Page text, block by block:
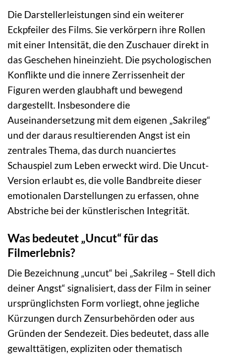
Die Darstellerleistungen sind ein weiterer
Eckpfeiler des Films. Sie verkörpern ihre Rollen
mit einer Intensität, die den Zuschauer direkt in
das Geschehen hineinzieht. Die psychologischen
Konflikte und die innere Zerrissenheit der
Figuren werden glaubhaft und bewegend
dargestellt. Insbesondere die
Auseinandersetzung mit dem eigenen „Sakrileg“
und der daraus resultierenden Angst ist ein
zentrales Thema, das durch nuanciertes
Schauspiel zum Leben erweckt wird. Die Uncut-
Version erlaubt es, die volle Bandbreite dieser
emotionalen Darstellungen zu erfassen, ohne
Abstriche bei der künstlerischen Integrität.
Was bedeutet „Uncut“ für das
Filmerlebnis?
Die Bezeichnung „uncut“ bei „Sakrileg – Stell dich
deiner Angst“ signalisiert, dass der Film in seiner
ursprünglichsten Form vorliegt, ohne jegliche
Kürzungen durch Zensurbehörden oder aus
Gründen der Sendezeit. Dies bedeutet, dass alle
gewalttätigen, expliziten oder thematisch